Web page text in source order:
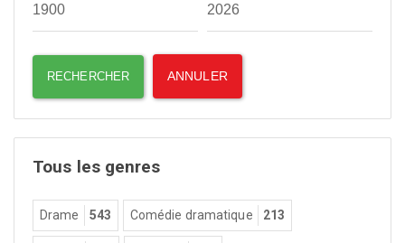
Tous les genres
Drame 543 Comédie dramatique 213